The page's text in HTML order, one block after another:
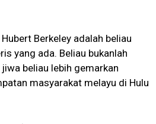
Berkeley adalah beliau
yang ada. Beliau bukanlah
beliau lebih gemarkan
masyarakat melayu di Hulu